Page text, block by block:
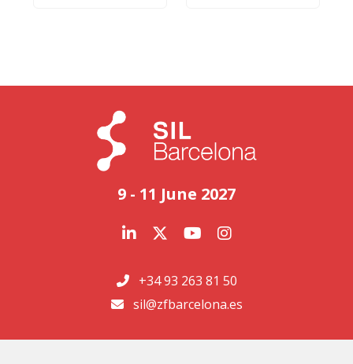
9 - 11 June 2027
+34 93 263 81 50
sil@zfbarcelona.es